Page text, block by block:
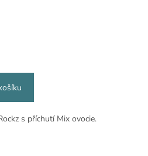
s příchutí Mix ovocie.